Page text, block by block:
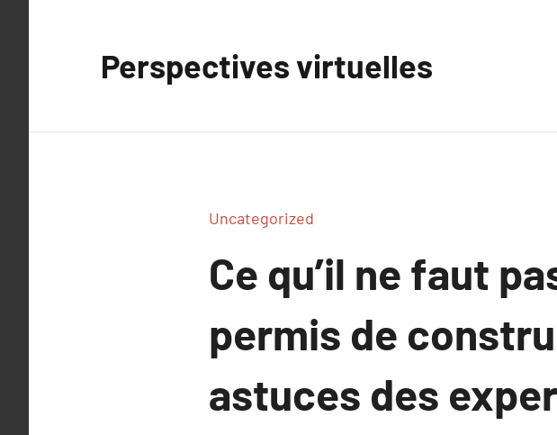
Perspectives virtuelles
Uncategorized
Ce qu’il ne faut
permis de
astuces des